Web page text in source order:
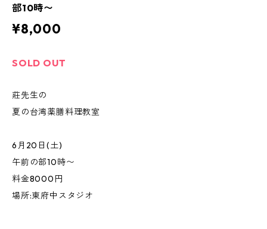
部10時〜
¥8,000
SOLD OUT
莊先生の
夏の台湾薬膳料理教室
6月20日(土)
午前の部10時〜
料金8000円
場所:東府中スタジオ